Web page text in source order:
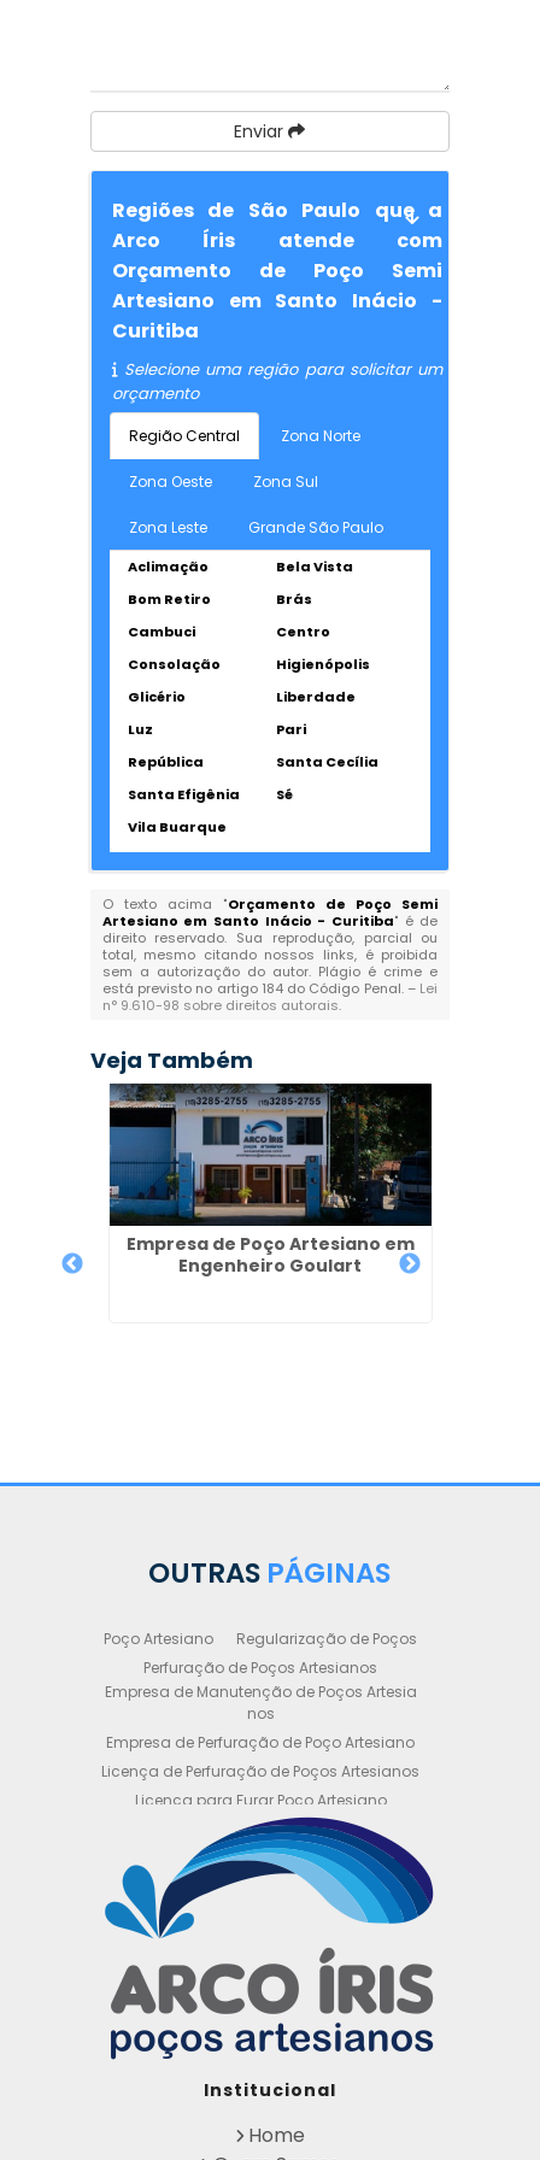
Enviar
Regiões de São Paulo que a
Arco Íris atende com
Orçamento de Poço Semi
Artesiano em Santo Inácio -
Curitiba
Selecione uma região para solicitar um
orçamento
Região Central Zona Norte
Zona Oeste Zona Sul
Zona Leste Grande São Paulo
Aclimação
Bela Vista
Bom Retiro
Brás
Cambuci
Centro
Consolação
Higienópolis
Glicério
Liberdade
Luz
Pari
República
Santa Cecília
Santa Efigênia
Sé
Vila Buarque
O texto acima "Orçamento de Poço Semi
Artesiano em Santo Inácio - Curitiba" é de
direito reservado. Sua reprodução, parcial ou
total, mesmo citando nossos links, é proibida
sem a autorização do autor. Plágio é crime e
está previsto no artigo 184 do Código Penal. – Lei
n° 9.610-98 sobre direitos autorais.
Veja Também
Empresa de Poço Artesiano em
Engenheiro Goulart
OUTRAS PÁGINAS
Poço Artesiano
Regularização de Poços
Perfuração de Poços Artesianos
Empresa de Manutenção de Poços Artesia
nos
Empresa de Perfuração de Poço Artesiano
Licença de Perfuração de Poços Artesianos
Licença para Furar Poço Artesiano
Licença para Perfuração de Poço Artesiano
Licença para Poço Semi Artesiano
Manutenção de Poço Semi Artesiano
Manutenção Preventiva de Poços Artesiano
Obtenha sua Licença de Perfuração de Poç
o Artesiano
Orçamento de Poço Semi Artesiano
Orçamento para Perfuração de Poço Artesi
ano
Outorga DAEE para Poço Artesiano
cos
Institucional
Home